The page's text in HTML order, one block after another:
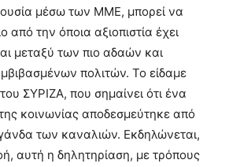
μέσω των ΜΜΕ, μπορεί να
από την όποια αξιοπιστία έχει
μεταξύ των πιο αδαών και
πολιτών. Το είδαμε
ΣΥΡΙΖΑ, που σημαίνει ότι ένα
κοινωνίας αποδεσμεύτηκε από
των καναλιών. Εκδηλώνεται,
αυτή η δηλητηρίαση, με τρόπους